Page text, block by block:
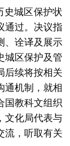
史城区保护状
通过。决议指
、诠译及展示
城区保护及管
后续将按相关
通机制，就相
国教科文组织
文化局代表与
流，听取有关